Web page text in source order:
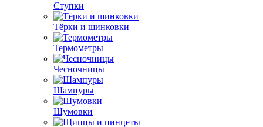
Ступки
Тёрки и шинковки
Термометры
Чесночницы
Шампуры
Шумовки